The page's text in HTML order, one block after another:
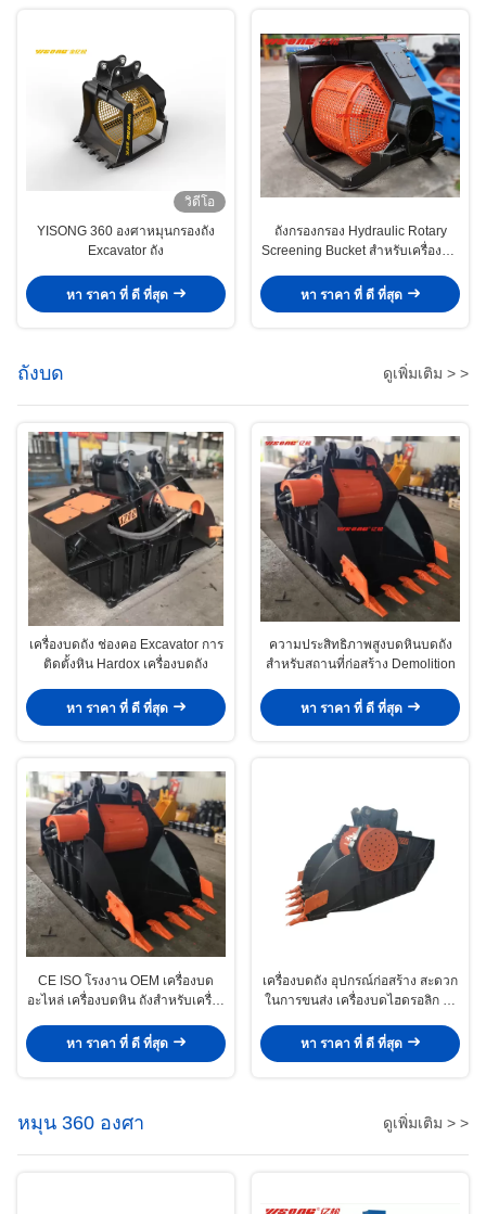
วิดีโอ
YISONG 360 องศาหมุนกรองถัง
Excavator ถัง
หา ราคา ที่ ดี ที่สุด
ถังกรองกรอง Hydraulic Rotary
Screening Bucket สําหรับเครื่องขุด
หา ราคา ที่ ดี ที่สุด
ถังบด ดูเพิ่มเติม > >
เครื่องบดถัง ช่องคอ Excavator การ
ติดตั้งหิน Hardox เครื่องบดถัง
หา ราคา ที่ ดี ที่สุด
ความประสิทธิภาพสูงบดหินบดถัง
สําหรับสถานที่ก่อสร้าง Demolition
หา ราคา ที่ ดี ที่สุด
CE ISO โรงงาน OEM เครื่องบด
อะไหล่ เครื่องบดหิน ถังสําหรับเครื่อง
หา ราคา ที่ ดี ที่สุด
เครื่องบดถัง อุปกรณ์ก่อสร้าง สะดวก
ในการขนส่ง เครื่องบดไฮดรอลิก ถัง
หา ราคา ที่ ดี ที่สุด
หมุน 360 องศา ดูเพิ่มเติม > >